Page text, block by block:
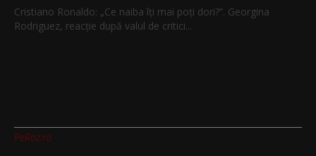
Cristiano Ronaldo: „Ce naiba îți mai poți dori?”. Georgina
Rodriguez, reacție după valul de critici...
PeRoz.ro